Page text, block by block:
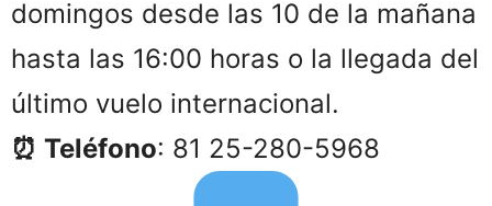
domingos desde las 10 de la mañana
hasta las 16:00 horas o la llegada del
último vuelo internacional.
⏰ Teléfono: 81 25-280-5968